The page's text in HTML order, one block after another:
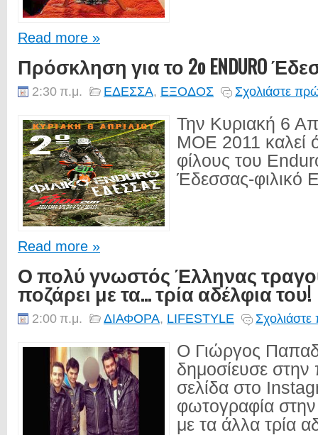
Read more »
Πρόσκληση για το 2o ENDURO
2:30 π.μ. ΕΔΕΣΣΑ, ΕΞΟΔΟΣ Σχολιάστε
Την Κυριακή 6
ΜΟΕ 2011 καλεί
φίλους του
Έδεσσας-φιλικό
Read more »
Ο πολύ γνωστός Έλληνας
ποζάρει με τα... τρία αδέλφια του!
2:00 π.μ. ΔΙΑΦΟΡΑ, LIFESTYLE Σχολιάστε
Ο Γιώργος
δημοσίευσε
σελίδα στο
φωτογραφία στην
με τα άλλα τρία